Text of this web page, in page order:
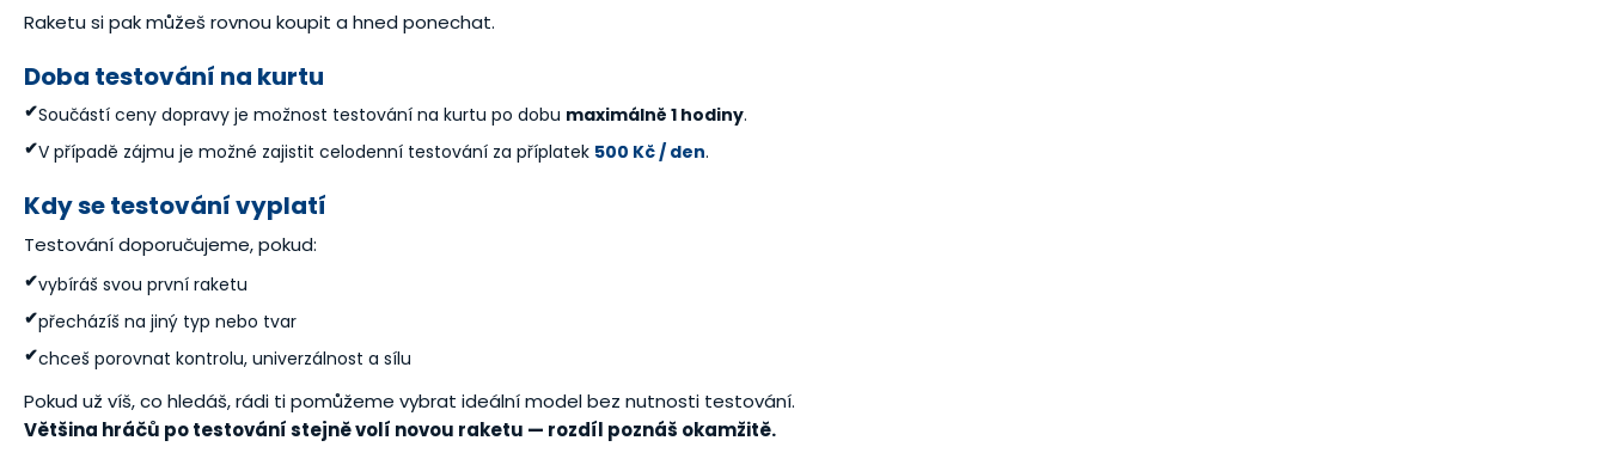
Raketu si pak můžeš rovnou koupit a hned ponechat.
Doba testování na kurtu
✔Součástí ceny dopravy je možnost testování na kurtu po dobu maximálně 1 hodiny.
✔V případě zájmu je možné zajistit celodenní testování za příplatek 500 Kč / den.
Kdy se testování vyplatí
Testování doporučujeme, pokud:
✔vybíráš svou první raketu
✔přecházíš na jiný typ nebo tvar
✔chceš porovnat kontrolu, univerzálnost a sílu
Pokud už víš, co hledáš, rádi ti pomůžeme vybrat ideální model bez nutnosti testování.
Většina hráčů po testování stejně volí novou raketu — rozdíl poznáš okamžitě.